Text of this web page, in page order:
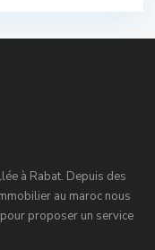
à Rabat. Depuis des
au maroc nous
proposer un service